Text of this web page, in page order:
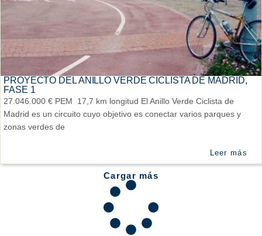
PROYECTO DEL ANILLO VERDE CICLISTA DE MADRID,
FASE 1
27.046.000 € PEM 17,7 km longitud El Anillo Verde Ciclista de
Madrid es un circuito cuyo objetivo es conectar varios parques y
zonas verdes de
Leer más
Cargar más